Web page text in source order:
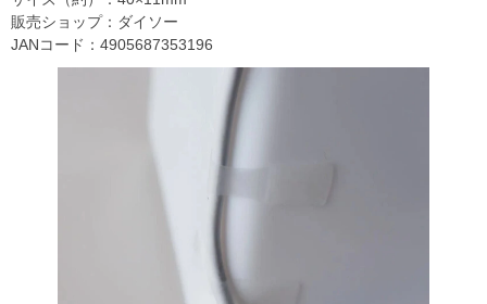
販売ショップ：ダイソー
JANコード：4905687353196